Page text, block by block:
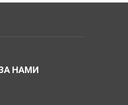
НАМИ